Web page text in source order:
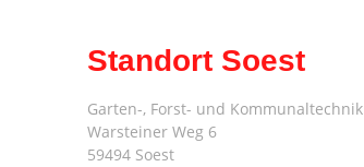
Standort Soest
Garten-, Forst- und Kommunaltechnik
Warsteiner Weg 6
59494 Soest